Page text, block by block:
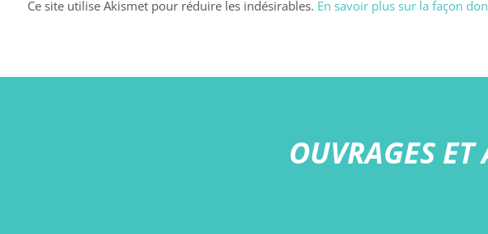
Ce site utilise Akismet pour réduire les indésirables. En savoir plus sur la façon
OUVRAGES